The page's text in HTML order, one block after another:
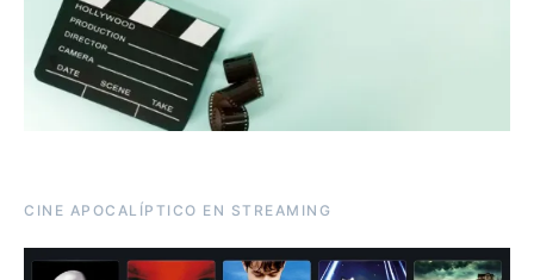
CINE APOCALÍPTICO EN STREAMING